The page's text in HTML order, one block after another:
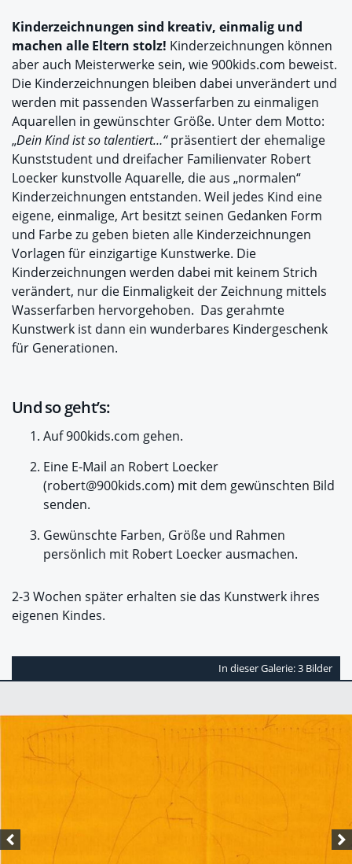
Kinderzeichnungen sind kreativ, einmalig und
machen alle Eltern stolz! Kinderzeichnungen können
aber auch Meisterwerke sein, wie 900kids.com beweist.
Die Kinderzeichnungen bleiben dabei unverändert und
werden mit passenden Wasserfarben zu einmaligen
Aquarellen in gewünschter Größe. Unter dem Motto:
„Dein Kind ist so talentiert…“präsentiert der ehemalige
Kunststudent und dreifacher Familienvater Robert
Loecker kunstvolle Aquarelle, die aus „normalen“
Kinderzeichnungen entstanden. Weil jedes Kind eine
eigene, einmalige, Art besitzt seinen Gedanken Form
und Farbe zu geben bieten alle Kinderzeichnungen
Vorlagen für einzigartige Kunstwerke. Die
Kinderzeichnungen werden dabei mit keinem Strich
verändert, nur die Einmaligkeit der Zeichnung mittels
Wasserfarben hervorgehoben. Das gerahmte
Kunstwerk ist dann ein wunderbares Kindergeschenk
für Generationen.
Und so geht’s:
Auf 900kids.com gehen.
Eine E-Mail an Robert Loecker
(robert@900kids.com) mit dem gewünschten Bild
senden.
Gewünschte Farben, Größe und Rahmen
persönlich mit Robert Loecker ausmachen.
2-3 Wochen später erhalten sie das Kunstwerk ihres
eigenen Kindes.
In dieser Galerie: 3 Bilder